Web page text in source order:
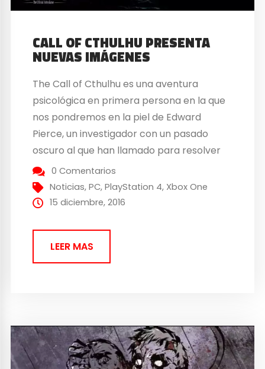
CALL OF CTHULHU PRESENTA
NUEVAS IMÁGENES
The Call of Cthulhu es una aventura
psicológica en primera persona en la que
nos pondremos en la piel de Edward
Pierce, un investigador con un pasado
oscuro al que han llamado para resolver
un caso de asesinato en Darkwater Island,
una isla en Boston. El videojuego está
basado en la obra The Call of...
0 Comentarios
Noticias,PC,PlayStation 4, Xbox One
15 diciembre, 2016
LEER MAS